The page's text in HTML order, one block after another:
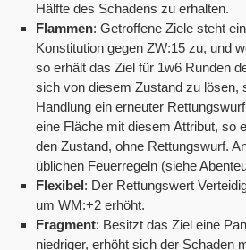
Hälfte des Schadens zu erhalten.
Flammen: Getroffene Ziele steht
Konstitution gegen ZW:15 zu, und
so erhält das Ziel für 1w6 Runden
sich von diesem Zustand zu lösen,
Handlung ein erneuter
eine Fläche mit diesem Attribut, so
den Zustand, ohne Rettungswurf.
üblichen Feuerregeln (siehe
Flexibel: Der Rettungswert
um WM:+2 erhöht.
Fragment: Besitzt das Ziel eine
niedriger, erhöht sich der Schaden